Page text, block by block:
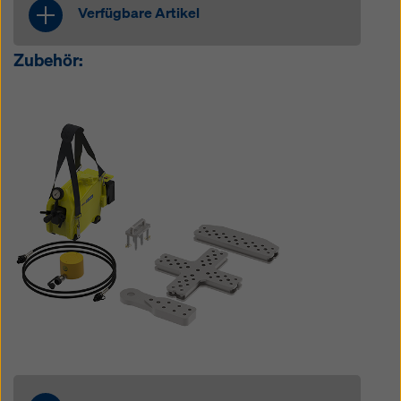
Verfügbare Artikel
UniKit-Endanschluss
UniKit-Endanschluss
justierbar
Zubehör: